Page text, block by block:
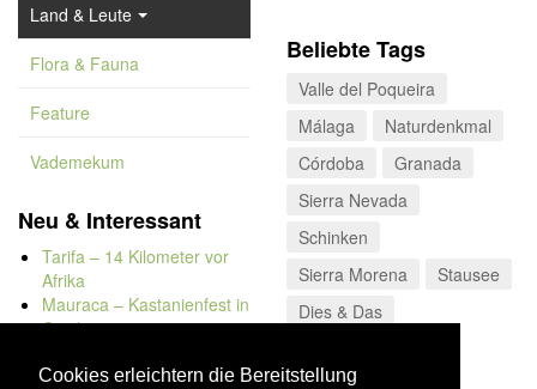
Cookies erleichtern die Bereitstellung
Land & Leute
Flora & Fauna
Feature
Vademekum
Neu & Interessant
Tarifa – 14 Kilometer vor
Afrika
Mauraca – Kastanienfest in
Capileira
Bolonia
Beliebte Tags
Valle del Poqueira
Málaga
Naturdenkmal
Córdoba
Granada
Sierra Nevada
Schinken
Sierra Morena
Stausee
Dies & Das